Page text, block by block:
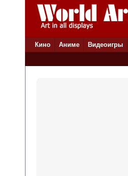
Кино Аниме Видеоигры